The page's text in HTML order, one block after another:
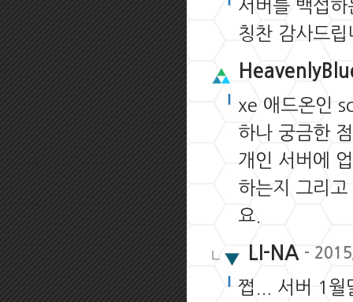
서버를 백섭
칭찬 감사드
xe 애드온인
하나 궁금한
개인 서버에
하는지 그리
요.
LI-NA -
쩝... 서버 1월